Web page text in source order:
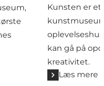
Kunsten er
kan gå på
kreativitet.
Læs mere